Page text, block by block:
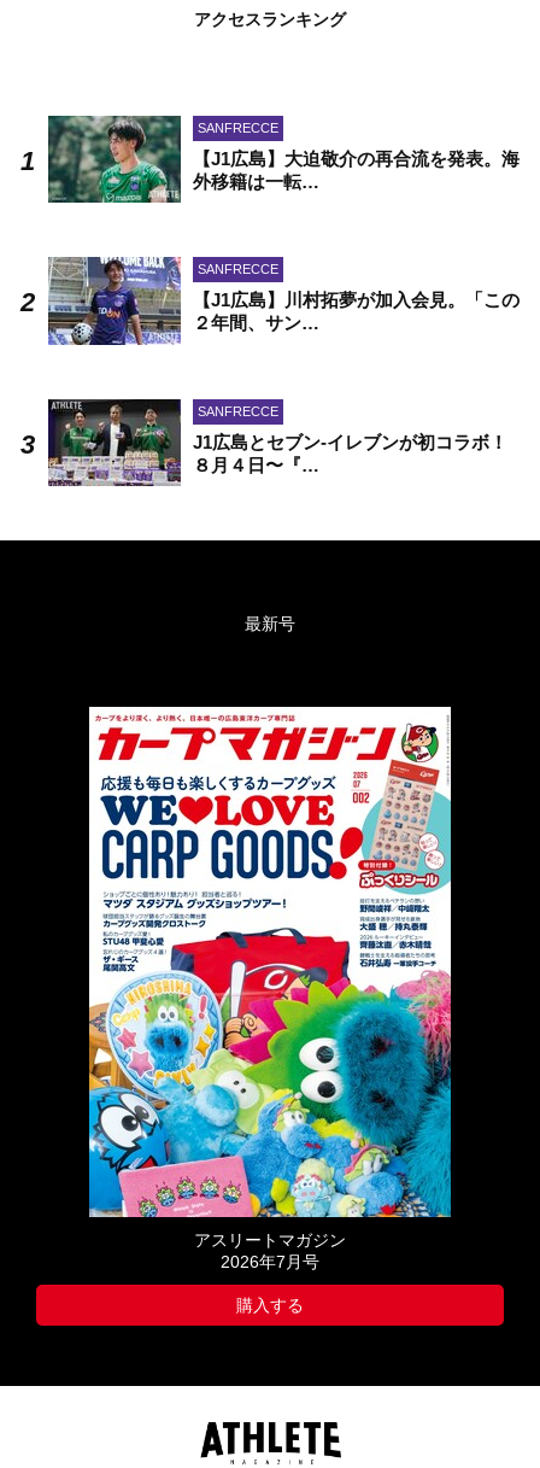
アクセスランキング
SANFRECCE
【J1広島】大迫敬介の再合流を発表。海
外移籍は一転…
SANFRECCE
【J1広島】川村拓夢が加入会見。「この
２年間、サン…
SANFRECCE
J1広島とセブン-イレブンが初コラボ！
８月４日〜『…
最新号
アスリートマガジン
2026年7月号
購入する